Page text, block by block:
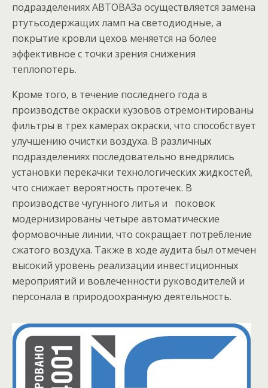
подразделениях АВТОВАЗа осуществляется замена
ртутьсодержащих ламп на светодиодные, а
покрытие кровли цехов меняется на более
эффективное с точки зрения снижения
теплопотерь.
Кроме того, в течение последнего года в
производстве окраски кузовов отремонтированы
фильтры в трех камерах окраски, что способствует
улучшению очистки воздуха. В различных
подразделениях последовательно внедрялись
установки перекачки технологических жидкостей,
что снижает вероятность протечек. В
производстве чугунного литья и поковок
модернизированы четыре автоматические
формовочные линии, что сокращает потребление
сжатого воздуха. Также в ходе аудита был отмечен
высокий уровень реализации инвестиционных
мероприятий и вовлеченности руководителей и
персонала в природоохранную деятельность.